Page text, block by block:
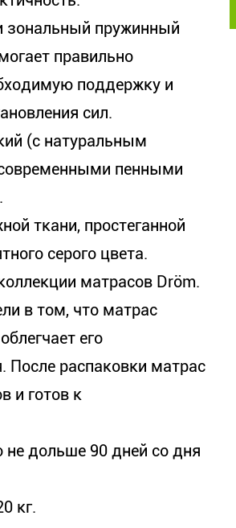
зональный пружинный
правильно
поддержку и
сил.
(с натуральным
пенными
ткани, простеганной
серого цвета.
матрасов Dröm.
в том, что матрас
его
После распаковки матрас
и готов к
дольше 90 дней со дня
кг.